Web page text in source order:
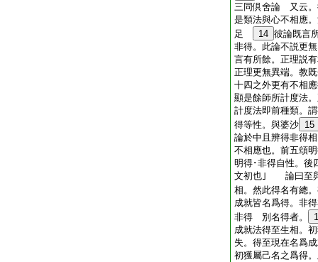
三同倶舍論 又云。
是類法與心不相應
足
14 彼論既言
非得。此論不説更
言有所餘。正理説
正理更無異端。教
十四之外更有不相
顯是餘師所計度法
計度法即前種類。
得等性。與婆沙 15
論於中且辨得非得
不相應也。前五頌
明得･非得自性。後
文初也｣ 論曰至與
相。然此得名有總
成就皆名爲得。非
非得 別名得者。
成就法得至生相。
失。得至現在名爲
初獲屬己名之爲得